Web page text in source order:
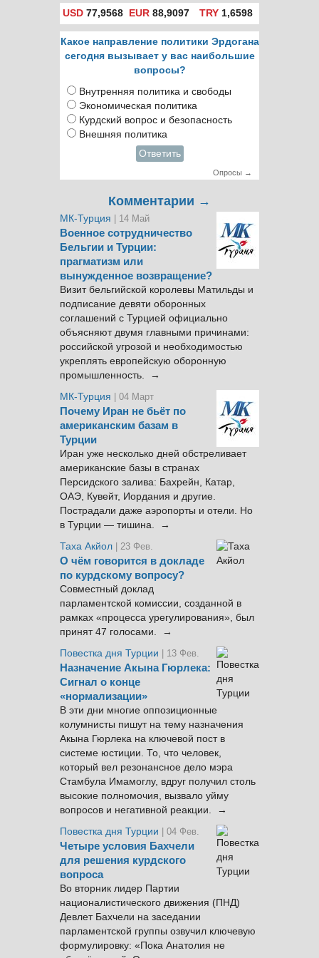
USD 77,9568 EUR 88,9097 TRY1,6598
Какое направление политики Эрдогана
сегодня вызывает у вас наибольшие
вопросы?
Внутренняя политика и свободы
Экономическая политика
Курдский вопрос и безопасность
Внешняя политика
Ответить
Опросы →
Комментарии →
МК-Турция | 14 Май
Военное сотрудничество
Бельгии и Турции:
прагматизм или
вынужденное возвращение?
Визит бельгийской королевы Матильды и
подписание девяти оборонных
соглашений с Турцией официально
объясняют двумя главными причинами:
российской угрозой и необходимостью
укреплять европейскую оборонную
промышленность. →
МК-Турция
| 04 Март
Почему Иран не бьёт по
американским базам в
Турции
Иран уже несколько дней обстреливает
американские базы в странах
Персидского залива: Бахрейн, Катар,
ОАЭ, Кувейт, Иордания и другие.
Пострадали даже аэропорты и отели. Но
в Турции — тишина. →
Таха Акйол | 23 Фев.
О чём говорится в докладе
по курдскому вопросу?
Совместный доклад
парламентской комиссии, созданной в
рамках «процесса урегулирования», был
принят 47 голосами. →
Повестка дня Турции
| 13 Фев.
Назначение Акына Гюрлека:
Сигнал о конце
«нормализации»
В эти дни многие оппозиционные
колумнисты пишут на тему назначения
Акына Гюрлека на ключевой пост в
системе юстиции. То, что человек,
который вел резонансное дело мэра
Стамбула Имамоглу, вдруг получил столь
высокие полномочия, вызвало уйму
вопросов и негативной реакции. →
Повестка дня Турции
| 04 Фев.
Четыре условия Бахчели
для решения курдского
вопроса
Во вторник лидер Партии
националистического движения (ПНД)
Девлет Бахчели на заседании
парламентской группы озвучил ключевую
формулировку: «Пока Анатолия не